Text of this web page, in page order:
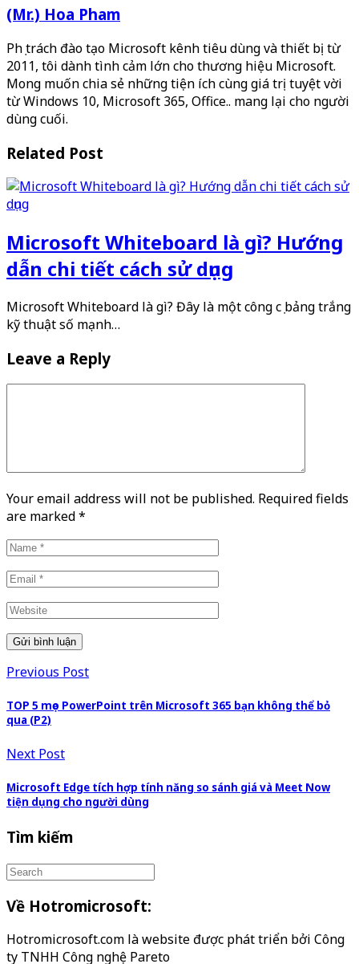
(Mr.) Hoa Pham
Phụ trách đào tạo Microsoft kênh tiêu dùng và thiết bị từ
2011, tôi dành tình cảm lớn cho thương hiệu Microsoft.
Mong muốn chia sẻ những tiện ích cùng giá trị tuyệt vời
từ Windows 10, Microsoft 365, Office.. mang lại cho người
dùng cuối.
Related Post
Microsoft Whiteboard là gì? Hướng
dẫn chi tiết cách sử dụng
Microsoft Whiteboard là gì? Đây là một công cụ bảng trắng
kỹ thuật số mạnh…
Leave a Reply
Your email address will not be published. Required fields
are marked*
Previous Post
TOP 5 mẹo PowerPoint trên Microsoft 365 bạn không thể bỏ
qua (P2)
Next Post
Microsoft Edge tích hợp tính năng so sánh giá và Meet Now
tiện dụng cho người dùng
Tìm kiếm
Về Hotromicrosoft:
Hotromicrosoft.com là website được phát triển bởi Công
ty TNHH Công nghệ Pareto